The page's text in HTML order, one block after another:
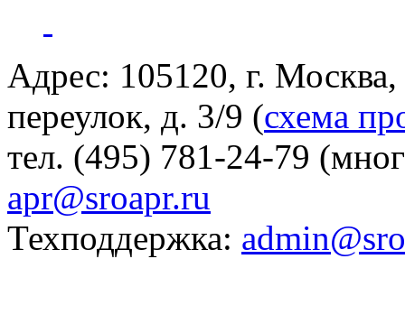
Адрес: 105120, г.
переулок, д. 3/9 (схема
тел. (495) 781-24-79
apr@sroapr.ru
Техподдержка: